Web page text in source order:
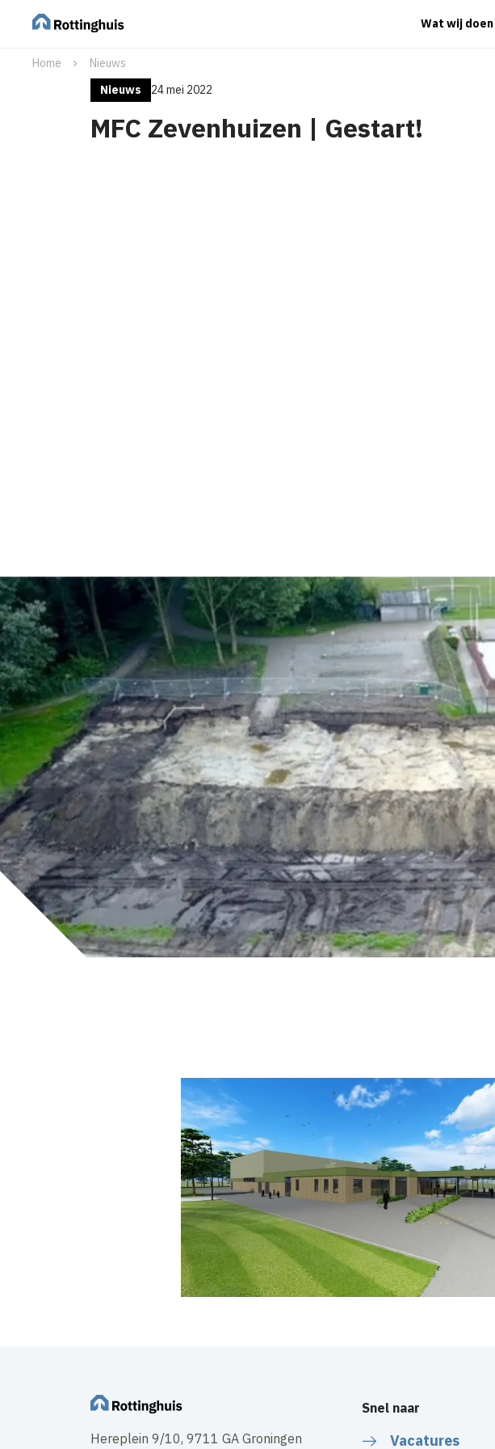
Wat wij doen
Home
Nieuws
Nieuws
24 mei 2022
MFC Zevenhuizen | Gestart!
Hereplein 9/10, 9711 GA Groningen
Snel naar
Vacatures